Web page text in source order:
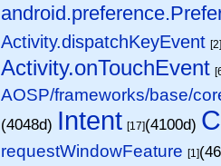
Activity.dispatchKeyEvent
Activity.onTouchEvent
AOSP/frameworks/base/
(4048d) Intent [17](4100d)
requestWindowFeature [1]